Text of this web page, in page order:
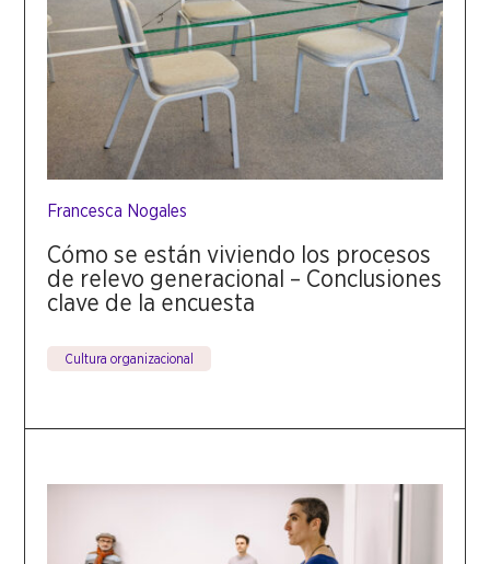
Francesca Nogales
Cómo se están viviendo los procesos
de relevo generacional – Conclusiones
clave de la encuesta
Cultura organizacional